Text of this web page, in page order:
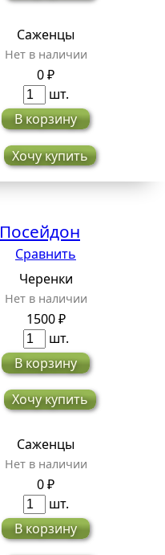
Саженцы
Нет в наличии
0 ₽
шт.
В корзину
Хочу купить
Посейдон
Сравнить
Черенки
Нет в наличии
1500 ₽
шт.
В корзину
Хочу купить
Саженцы
Нет в наличии
0 ₽
шт.
В корзину